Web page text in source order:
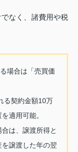
なく、諸費用や税
場合は「売買価
る契約金額10万
適用可能。
は、譲渡所得と
譲渡した年の翌